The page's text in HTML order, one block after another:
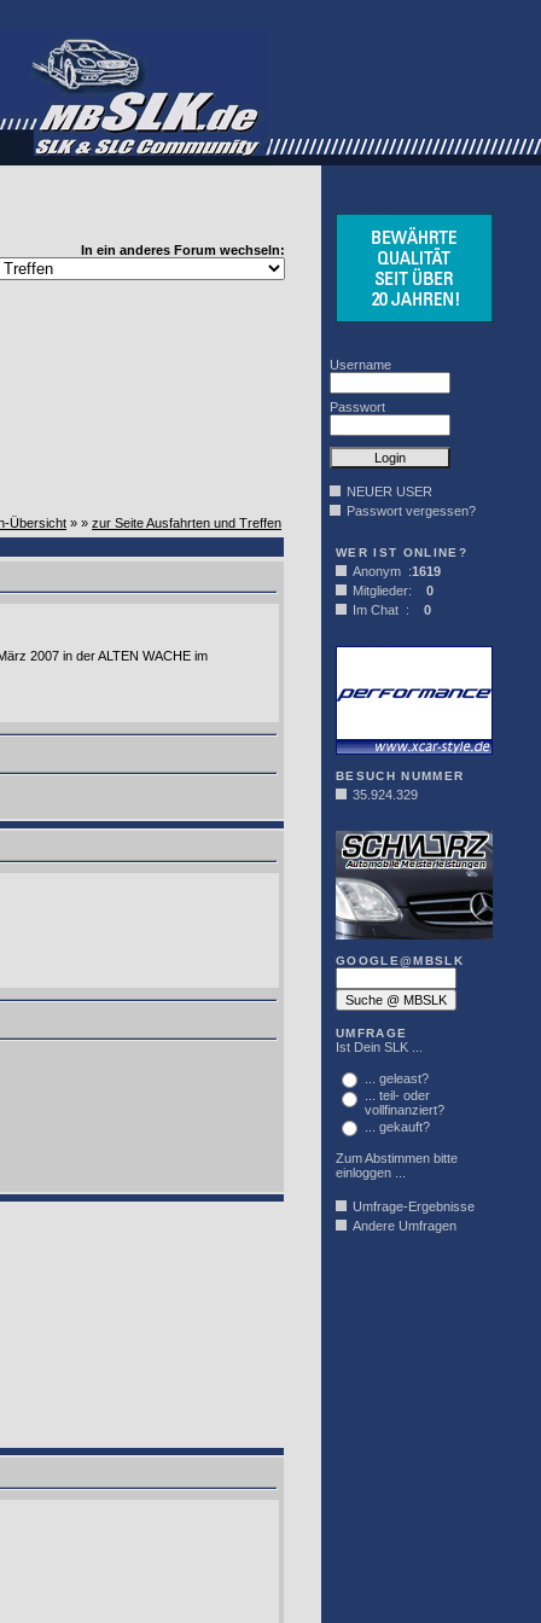
In ein anderes Forum wechseln:
Übersicht » » zur Seite Ausfahrten und Treffen
2007 in der ALTEN WACHE im
Username
Passwort
NEUER USER
Passwort vergessen?
WER IST ONLINE?
Anonym :1619
Mitglieder: 0
Im Chat : 0
BESUCH NUMMER
35.924.329
GOOGLE@MBSLK
UMFRAGE
Ist Dein SLK ...
... geleast?
... teil- oder
vollfinanziert?
... gekauft?
Zum Abstimmen bitte
einloggen ...
Umfrage-Ergebnisse
Andere Umfragen